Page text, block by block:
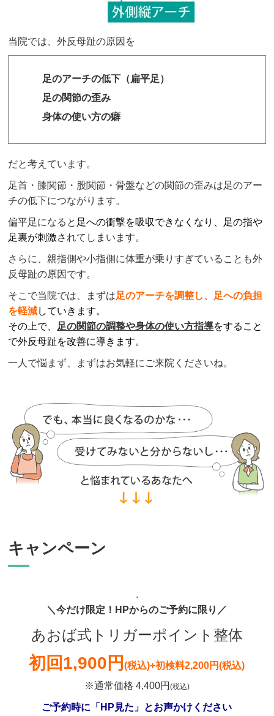
当院では、外反母趾の原因を
足のアーチの低下（扁平足）
足の関節の歪み
身体の使い方の癖
だと考えています。
足首・膝関節・股関節・骨盤などの関節の歪みは足のアー
チの低下につながります。
偏平足になると 足への衝撃を吸収できなくなり、足の指や
足裏が刺激されてしまいます。
さらに、親指側や小指側に体重が乗りすぎていることも外
反母趾の原因です。
そこで当院では、まずは足のアーチを調整し、足への負担
を軽減していきます。
その上で、 足の関節の調整や身体の使い方指導をすること
で外反母趾を改善に導きます。
一人で悩まず、まずはお気軽にご来院くださいね。
キャンペーン
.
＼今だけ限定！HPからのご予約に限り／
あおば式トリガーポイント整体
初回1,900円(税込)+初検料2,200円(税込)
※通常価格 4,400円 (税込)
ご予約時に「HP見た」とお声かけください